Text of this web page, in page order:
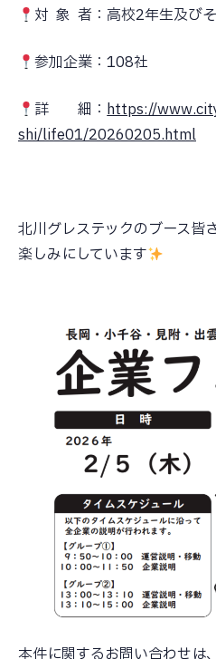
対 象 者：高校2年生及び
参加企業：108社
詳 細：https://
shi/life01/20260205.html
北川グレステックのブース皆
楽しみにしています
本件に関するお問い合わせは、